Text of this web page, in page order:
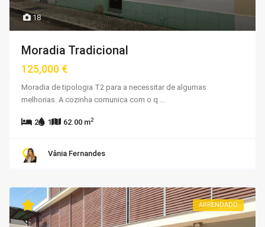
18
Moradia Tradicional
125,000 €
Moradia de tipologia T2 para a necessitar de algumas
melhorias. A cozinha comunica com o q ...
2 1 62.00 m2
Vânia Fernandes
ARRENDADO